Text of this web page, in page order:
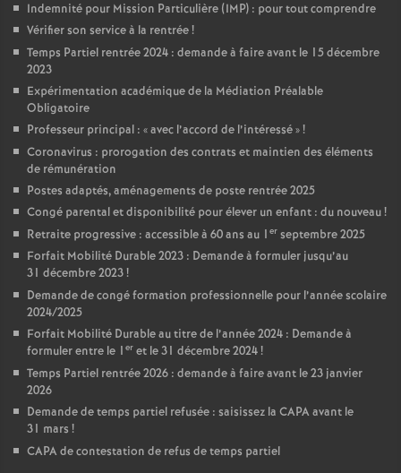
Indemnité pour Mission Particulière (IMP) : pour tout comprendre
Vérifier son service à la rentrée!
Temps Partiel rentrée 2024 : demande à faire avant le 15 décembre
2023
Expérimentation académique de la Médiation Préalable
Obligatoire
Professeur principal : «avec l’accord de l’intéressé»!
Coronavirus : prorogation des contrats et maintien des éléments
de rémunération
Postes adaptés, aménagements de poste rentrée 2025
Congé parental et disponibilité pour élever un enfant : du nouveau!
Retraite progressive : accessible à 60 ans au 1 er septembre 2025
Forfait Mobilité Durable 2023 : Demande à formuler jusqu’au
31 décembre 2023!
Demande de congé formation professionnelle pour l’année scolaire
2024/2025
Forfait Mobilité Durable au titre de l’année 2024 : Demande à
formuler entre le 1 er et le 31 décembre 2024!
Temps Partiel rentrée 2026 : demande à faire avant le 23 janvier
2026
Demande de temps partiel refusée : saisissez la CAPA avant le
31 mars !
CAPA de contestation de refus de temps partiel